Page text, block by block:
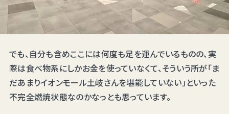
でも、自分も含めここには何度も足を運んでいるものの、実
際は食べ物系にしかお金を使っていなくて、そういう所が「ま
だあまりイオンモール土岐さんを堪能していない」といった
不完全燃焼状態なのかなっとも思っています。